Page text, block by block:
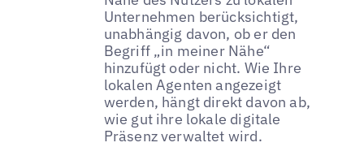
Unternehmen berücksichtigt,
unabhängig davon, ob er den
Begriff „in meiner Nähe“
hinzufügt oder nicht. Wie Ihre
lokalen Agenten angezeigt
werden, hängt direkt davon ab,
wie gut ihre lokale digitale
Präsenz verwaltet wird.